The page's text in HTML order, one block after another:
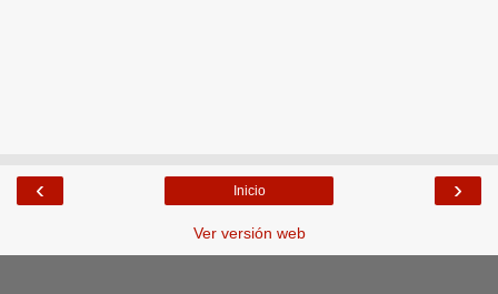
‹ ›
Inicio
Ver versión web